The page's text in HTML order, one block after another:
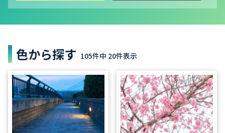
色から探す 105件中 20件表示